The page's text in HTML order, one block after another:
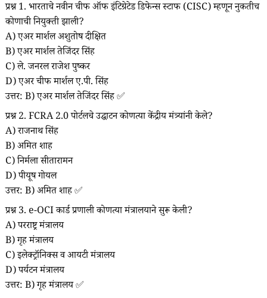
प्रश्न 1. भारताचे नवीन चीफ ऑफ इंटिग्रेटेड डिफेन्स स्टाफ (CISC) म्हणून नुकतीच
कोणाची नियुक्ती झाली?
A) एअर मार्शल अशुतोष दीक्षित
B) एअर मार्शल तेजिंदर सिंह
C) ले. जनरल राजेश पुष्कर
D) एअर चीफ मार्शल ए.पी. सिंह
उत्तर: B) एअर मार्शल तेजिंदर सिंह ✅
प्रश्न 2. FCRA 2.0 पोर्टलचे उद्घाटन कोणत्या केंद्रीय मंत्र्यांनी केले?
A) राजनाथ सिंह
B) अमित शाह
C) निर्मला सीतारामन
D) पीयूष गोयल
उत्तर: B) अमित शाह ✅
प्रश्न 3. e-OCI कार्ड प्रणाली कोणत्या मंत्रालयाने सुरू केली?
A) परराष्ट्र मंत्रालय
B) गृह मंत्रालय
C) इलेक्ट्रॉनिक्स व आयटी मंत्रालय
D) पर्यटन मंत्रालय
उत्तर: B) गृह मंत्रालय ✅